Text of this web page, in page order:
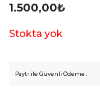
1.500,00₺
Stokta yok
Paytr ile Güvenli Ödeme :